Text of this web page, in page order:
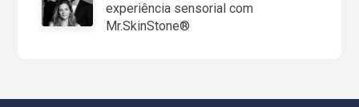
experiência sensorial com
Mr.SkinStone®